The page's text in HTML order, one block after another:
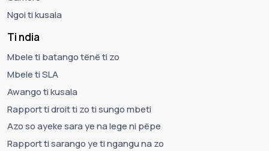
Ngoi ti kusala
Ti ndia
Mbele ti batango tënë ti zo
Mbele ti SLA
Awango ti kusala
Rapport ti droit ti zo ti sungo mbeti
Azo so ayeke sara ye na lege ni pëpe
Rapport ti sarango ye ti ngangu na zo